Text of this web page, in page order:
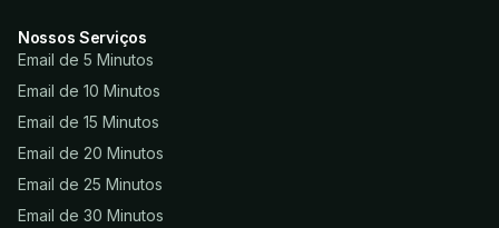
Nossos Serviços
Email de 5 Minutos
Email de 10 Minutos
Email de 15 Minutos
Email de 20 Minutos
Email de 25 Minutos
Email de 30 Minutos